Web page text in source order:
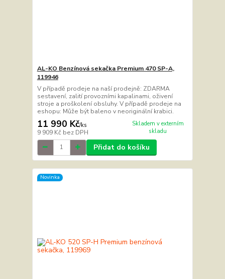
AL-KO Benzínová sekačka Premium 470 SP-A,
119946
V případě prodeje na naší prodejně: ZDARMA
sestavení, zalití provozními kapalinami, oživení
stroje a proškolení obsluhy. V případě prodeje na
eshopu: Může být baleno v neoriginální krabici.
11 990 Kč/ks
9 909 Kč bez DPH
Skladem v externím
skladu
Přidat do košíku
Novinka